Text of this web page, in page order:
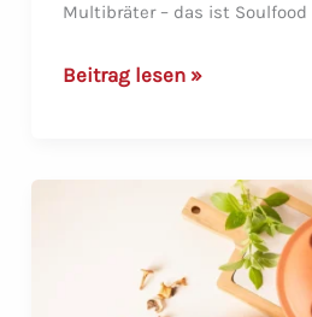
Multibräter – das ist Soulfood
Kokos-
Römertopf
Beitrag lesen »